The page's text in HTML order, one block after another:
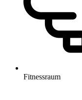
Fitnessraum